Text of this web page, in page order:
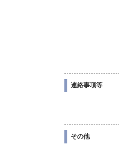
連絡事項等
その他